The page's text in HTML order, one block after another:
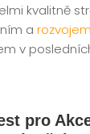
kvalitně
a rozvojem
v
pro